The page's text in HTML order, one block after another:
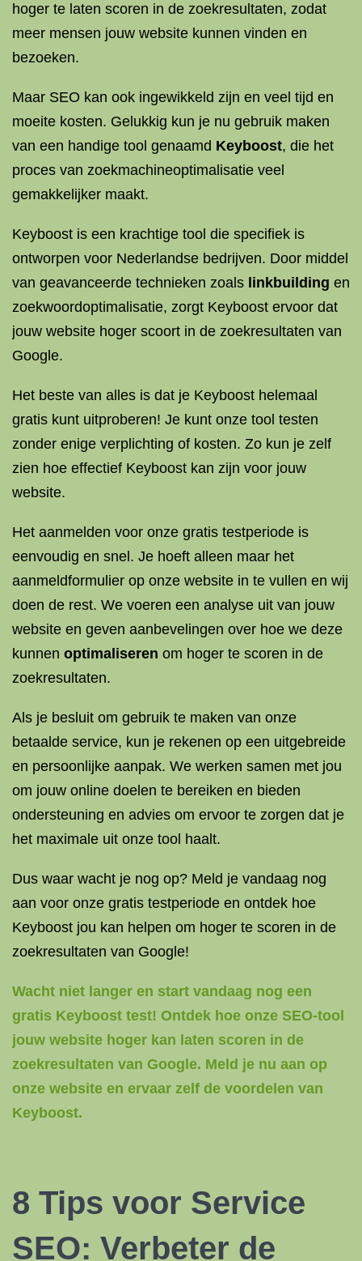
hoger te laten scoren in de zoekresultaten, zodat
meer mensen jouw website kunnen vinden en
bezoeken.
Maar SEO kan ook ingewikkeld zijn en veel tijd en
moeite kosten. Gelukkig kun je nu gebruik maken
van een handige tool genaamd Keyboost, die het
proces van zoekmachineoptimalisatie veel
gemakkelijker maakt.
Keyboost is een krachtige tool die specifiek is
ontworpen voor Nederlandse bedrijven. Door middel
van geavanceerde technieken zoals linkbuilding en
zoekwoordoptimalisatie, zorgt Keyboost ervoor dat
jouw website hoger scoort in de zoekresultaten van
Google.
Het beste van alles is dat je Keyboost helemaal
gratis kunt uitproberen! Je kunt onze tool testen
zonder enige verplichting of kosten. Zo kun je zelf
zien hoe effectief Keyboost kan zijn voor jouw
website.
Het aanmelden voor onze gratis testperiode is
eenvoudig en snel. Je hoeft alleen maar het
aanmeldformulier op onze website in te vullen en wij
doen de rest. We voeren een analyse uit van jouw
website en geven aanbevelingen over hoe we deze
kunnen optimaliseren om hoger te scoren in de
zoekresultaten.
Als je besluit om gebruik te maken van onze
betaalde service, kun je rekenen op een uitgebreide
en persoonlijke aanpak. We werken samen met jou
om jouw online doelen te bereiken en bieden
ondersteuning en advies om ervoor te zorgen dat je
het maximale uit onze tool haalt.
Dus waar wacht je nog op? Meld je vandaag nog
aan voor onze gratis testperiode en ontdek hoe
Keyboost jou kan helpen om hoger te scoren in de
zoekresultaten van Google!
Wacht niet langer en start vandaag nog een
gratis Keyboost test! Ontdek hoe onze SEO-tool
jouw website hoger kan laten scoren in de
zoekresultaten van Google. Meld je nu aan op
onze website en ervaar zelf de voordelen van
Keyboost.
8 Tips voor Service
SEO: Verbeter de